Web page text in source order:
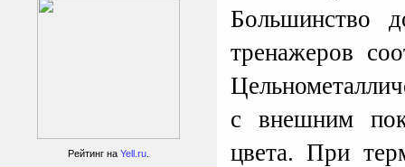
Большинство
тренажеров
с внешним
цвета. При
Рейтинг на Yell.ru
80063